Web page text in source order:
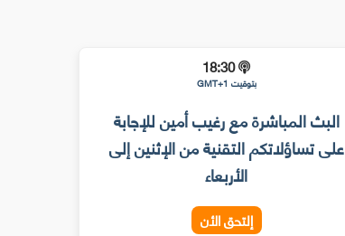
18:30
بتوقيت GMT+1
البث المباشرة مع رغيب أمين للإجابة
على تساؤلاتكم التقنية من الإثنين إلى
الأربعاء
إلتحق الأن